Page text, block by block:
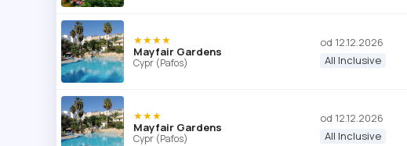
★★★★
Mayfair Gardens
Cypr (Pafos)
od 12.12.2026
All Inclusive
★★★
Mayfair Gardens
Cypr (Pafos)
od 12.12.2026
All Inclusive